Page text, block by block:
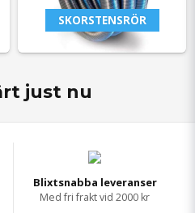
SKORSTENSRÖR
just nu
Blixtsnabba leveranser
Med fri frakt vid 2000 kr